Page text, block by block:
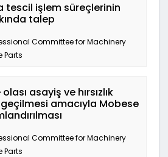
tescil işlem süreçlerinin
talep
Committee for Machinery
Parts
asayiş ve hırsızlık
amacıyla Mobese
Committee for Machinery
Parts